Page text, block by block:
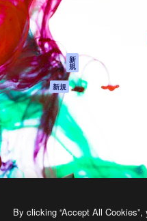
音声合成ツール
ックコンテン
ChatGPT
MCP
新
規
ジェント 新規
イルアプリ
てのMagnificツ
トラスト
アフィリエ
By clicking “Accept All